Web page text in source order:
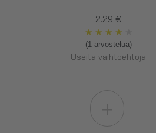
2.29 €
★ ★ ★ ★
(1 arvostelua)
Useita vaihtoehtoja